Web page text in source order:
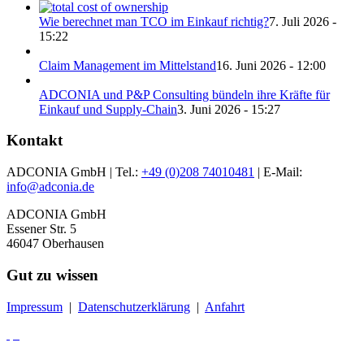
Wie berechnet man TCO im Einkauf richtig?7. Juli 2026 -
15:22
Claim Management im Mittelstand16. Juni 2026 - 12:00
ADCONIA und P&P Consulting bündeln ihre Kräfte für
Einkauf und Supply-Chain3. Juni 2026 - 15:27
Kontakt
ADCONIA GmbH | Tel.: +49 (0)208 74010481 | E-Mail:
info@adconia.de
ADCONIA GmbH
Essener Str. 5
46047 Oberhausen
Gut zu wissen
Impressum | Datenschutzerklärung | Anfahrt